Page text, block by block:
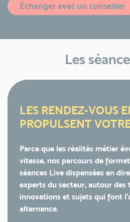
Échanger avec un conseiller
Les
LES RENDEZ-VOUS
PROPULSENT
Parce que les réalités métier
vitesse, nos parcours de
séances Live dispensées en
experts du secteur, autour des
innovations et sujets qui font
alternance.